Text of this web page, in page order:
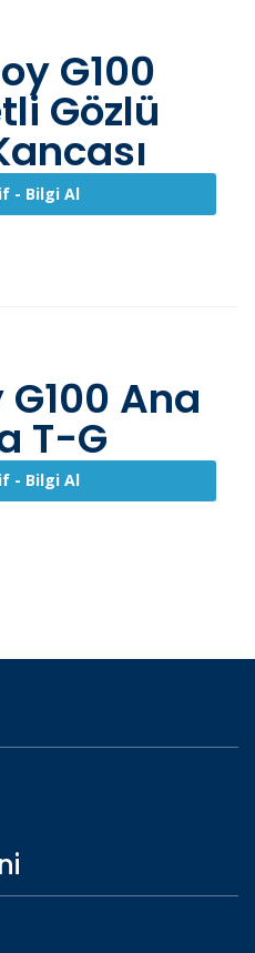
G100
Gözlü
- Bilgi Al
Ana
T-G
- Bilgi Al